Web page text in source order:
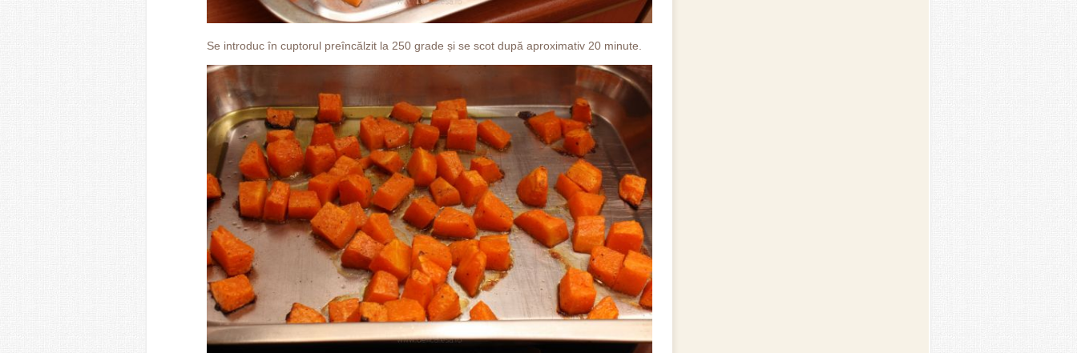
Se introduc în cuptorul preîncălzit la 250 grade și se scot după aproximativ 20 minute.